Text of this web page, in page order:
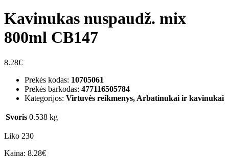
Kavinukas nuspaudž. mix
800ml CB147
8.28€
Prekės kodas: 10705061
Prekės barkodas: 477116505784
Kategorijos: Virtuvės reikmenys, Arbatinukai ir kavinukai
Svoris 0.538 kg
Liko 230
Kaina: 8.28€